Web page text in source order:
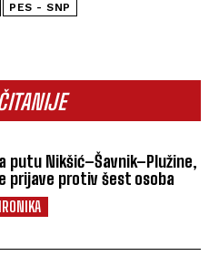
putu Nikšić–Šavnik–Plužine,
prijave protiv šest osoba
PES - SNP